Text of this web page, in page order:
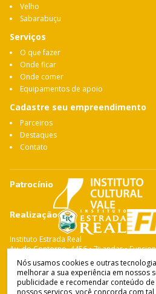
Velho
Sabarabuçu
Serviços
O que fazer
Onde ficar
Onde comer
Equipamentos de apoio
Cadastre seu empreendimento
Parceiros
Destaques
Contato
Patrocínio
Realização
Instituto Estrada Real
Av. do Contorno, 4456 • 7º andar •
CEP: 30.110-028 Fone: 31 3263-4765
Instituto Estrada Real©
Nós usamos cookies e outras
melhorar a sua experiência em nossos
publicidade e recomendar conteúdo
nossos serviços, você concorda com